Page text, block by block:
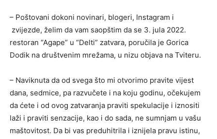
– Poštovani dokoni novinari, blogeri, Instagram i
zvijezde, želim da vam saopštim da se 3. jula 2022.
restoran “Agape” u “Delti” zatvara, poručila je Gorica
Dodik na društvenim mrežama, u nizu objava na Tviteru.
– Naviknuta da od svega što mi otvorimo pravite vijest
dana, sedmice, pa razvučete i na koju godinu, očekujem
da ćete i od ovog zatvaranja praviti spekulacije i iznositi
laži i praviti senzacije, kao i do sada, ne sumnjam u vašu
maštovitost. Da bi vas preduhitrila i iznijela pravu istinu,